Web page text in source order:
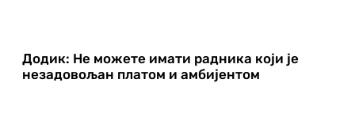
Додик: Не можете имати радника који је
незадовољан платом и амбијентом